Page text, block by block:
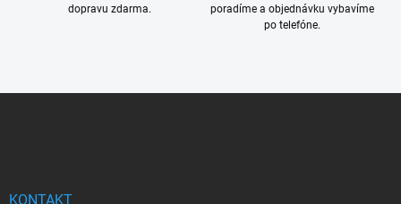
dopravu zdarma.
poradíme a objednávku vybavíme
po telefóne.
KONTAKT